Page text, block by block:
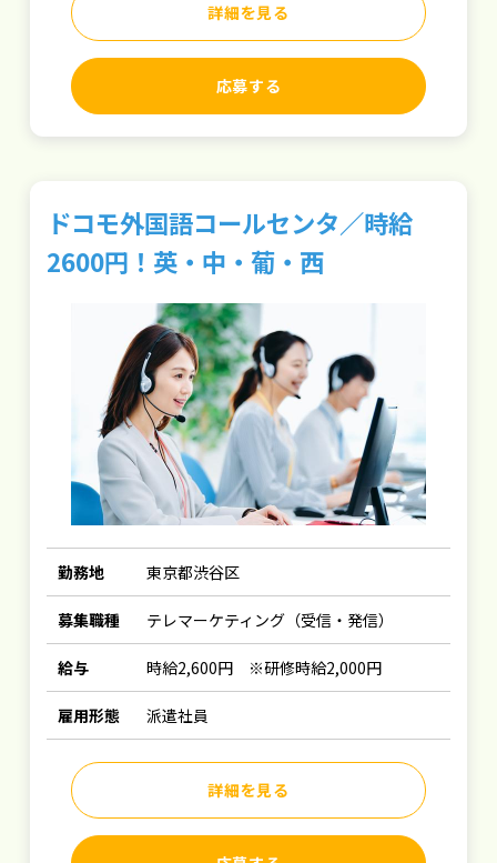
詳細を見る
応募する
ドコモ外国語コールセンタ／時給
2600円！英・中・葡・西
勤務地 東京都渋谷区
募集職種 テレマーケティング（受信・発信）
給与 時給2,600円 ※研修時給2,000円
雇用形態 派遣社員
詳細を見る